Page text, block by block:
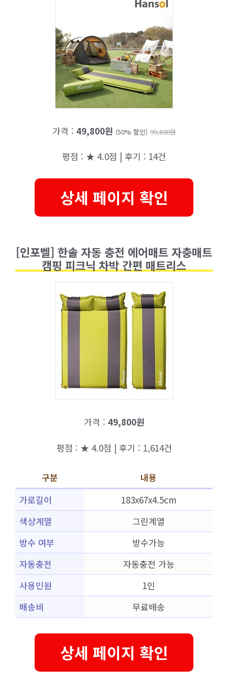
가격 : 49,800원 (50% 할인) 99,800원
평점 : ★ 4.0점 | 후기 : 14건
상세 페이지 확인
[인포벨] 한솔 자동 충전 에어매트 자충매트
캠핑 피크닉 차박 간편 매트리스
가격 : 49,800원
평점 : ★ 4.0점 | 후기 : 1,614건
구분
내용
가로길이
183x67x4.5cm
색상계열
그린계열
방수 여부
방수가능
자동충전
자동충전 가능
사용인원
1인
배송비
무료배송
상세 페이지 확인